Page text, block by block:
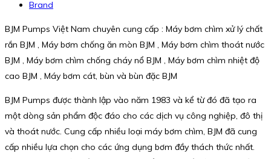
Brand
BJM Pumps Việt Nam chuyên cung cấp : Máy bơm chìm xử lý chất
rắn BJM , Máy bơm chống ăn mòn BJM , Máy bơm chìm thoát nước
BJM , Máy bơm chìm chống cháy nổ BJM , Máy bơm chìm nhiệt độ
cao BJM , Máy bơm cát, bùn và bùn đặc BJM
BJM Pumps được thành lập vào năm 1983 và kể từ đó đã tạo ra
một dòng sản phẩm độc đáo cho các dịch vụ công nghiệp, đô thị
và thoát nước. Cung cấp nhiều loại máy bơm chìm, BJM đã cung
cấp nhiều lựa chọn cho các ứng dụng bơm đầy thách thức nhất.